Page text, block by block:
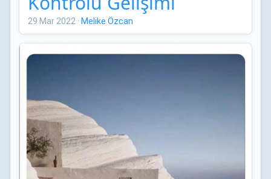
29 Mar 2022 · Melike Özcan